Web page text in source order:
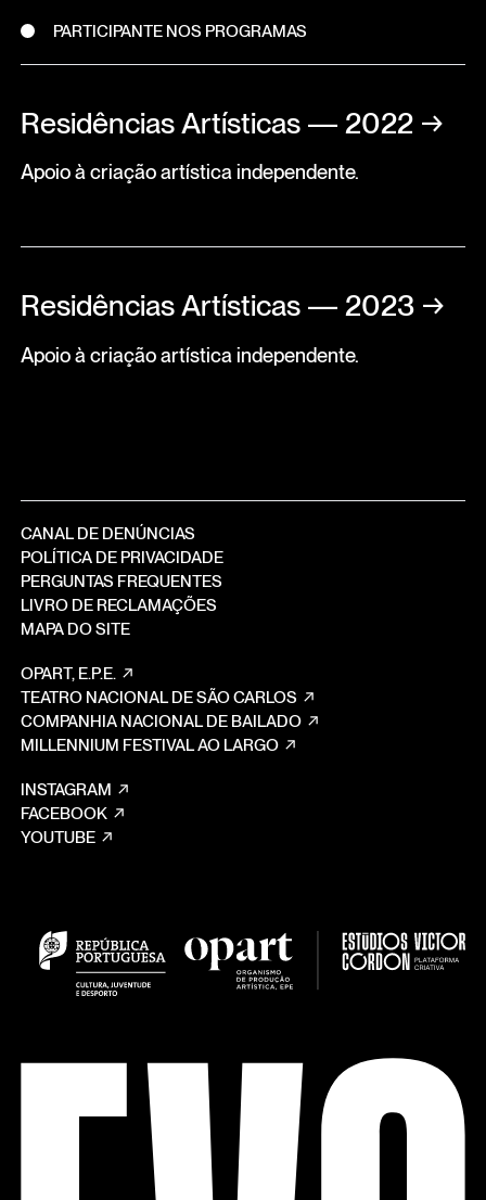
PARTICIPANTE NOS PROGRAMAS
Residências Artísticas — 2022 →
Apoio à criação artística independente.
Residências Artísticas — 2023 →
Apoio à criação artística independente.
CANAL DE DENÚNCIAS
POLÍTICA DE PRIVACIDADE
PERGUNTAS FREQUENTES
LIVRO DE RECLAMAÇÕES
MAPA DO SITE
OPART, E.P.E.
TEATRO NACIONAL DE SÃO CARLOS
COMPANHIA NACIONAL DE BAILADO
MILLENNIUM FESTIVAL AO LARGO
INSTAGRAM
FACEBOOK
YOUTUBE